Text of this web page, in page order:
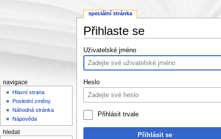
Přihlaste se
Uživatelské jméno
Heslo
Přihlásit trvale
Přihlásit se
speciální stránka
navigace
Hlavní strana
Poslední změny
Náhodná stránka
Nápověda
hledat